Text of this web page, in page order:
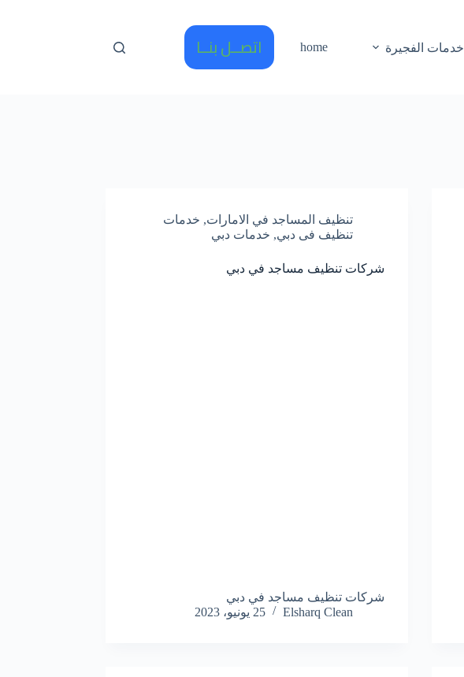
خدمات الفجيرة home اتصــل بنــا
تنظيف المساجد في الامارات, خدمات
تنظيف فى دبي, خدمات دبي
شركات تنظيف مساجد في دبي
شركات تنظيف مساجد في دبي
Elsharq Clean
25 يونيو، 2023